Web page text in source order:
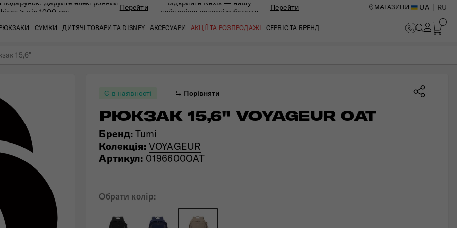
подарунок. Даруйте eлектронний
> від 1000 грн
Перейти
Відкрийте Nexis — нашу
найновішу колекцію багажу
Перейти МАГАЗИНИ UA RU
СУМКИ ДИТЯЧІ ТОВАРИ ТА DISNEY АКСЕСУАРИ АКЦІЇ ТА РОЗПРОДАЖІ СЕРВІС ТА БРЕНД
15,6"
Є в наявності Порівняти
РЮКЗАК 15,6" VOYAGEUR OAT
Бренд:Tumi
Колекція: VOYAGEUR
Артикул: 0196600OAT
Обрати колір: